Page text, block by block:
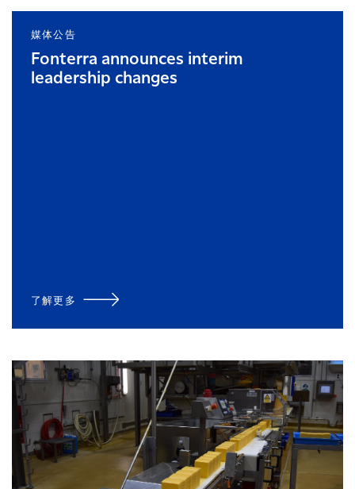
媒体公告
Fonterra announces interim
leadership changes
了解更多